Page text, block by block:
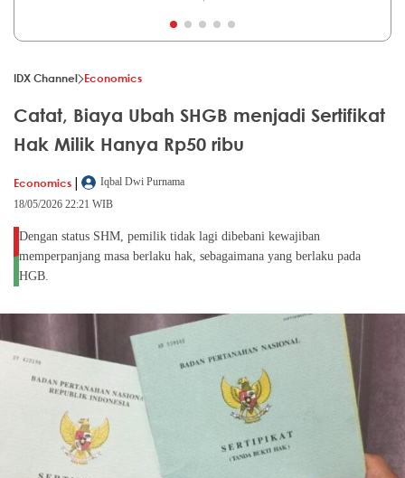
IDX Channel Economics
Catat, Biaya Ubah SHGB menjadi Sertifikat
Hak Milik Hanya Rp50 ribu
Economics |
Iqbal Dwi Purnama
18/05/2026 22:21 WIB
Dengan status SHM, pemilik tidak lagi dibebani kewajiban
memperpanjang masa berlaku hak, sebagaimana yang berlaku pada
HGB.